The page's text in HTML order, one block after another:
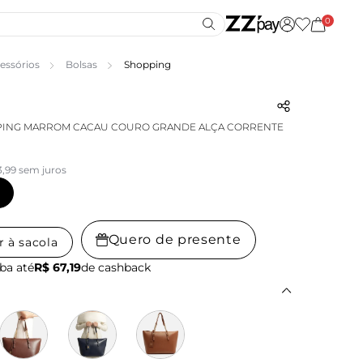
0
Bolsas Shopping
MARROM CACAU COURO GRANDE ALÇA CORRENTE
sem juros
à sacola Quero de presente
atéR$ 67,19de cashback